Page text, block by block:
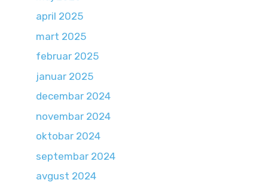
april 2025
mart 2025
februar 2025
januar 2025
decembar 2024
novembar 2024
oktobar 2024
septembar 2024
avgust 2024